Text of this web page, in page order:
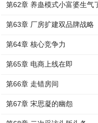
第62章 养蛊模式小富婆生气
第63章 厂房扩建双品牌战略
第64章 核心竞争力
第65章 电商上线在即
第66章 走错房间
第67章 宋思凝的幽怨